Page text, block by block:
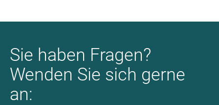
Sie haben Fragen?
Wenden Sie sich gerne
an: